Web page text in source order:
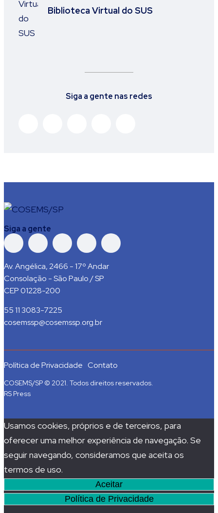
Biblioteca Virtual do SUS
Siga a gente nas redes
Siga a gente
Av. Angélica, 2466 - 17º Andar
Consolação - São Paulo / SP
CEP 01228-200
55 11 3083-7225
cosemssp@cosemssp.org.br
Política de Privacidade Contato
COSEMS/SP © 2021. Todos direitos reservados.
RS Press
Usamos cookies, próprios e de terceiros, para
oferecer uma melhor experiência de navegação. Se
seguir navegando, consideramos que aceita os
termos de uso.
Aceitar
Política de Privacidade